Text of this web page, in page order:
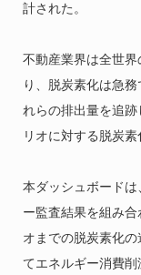
計された。
不動産業界は全世
り、脱炭素化は急
れらの排出量を追
リオに対する脱炭素
本ダッシュボード
ー監査結果を組み
オまでの脱炭素化
てエネルギー消費